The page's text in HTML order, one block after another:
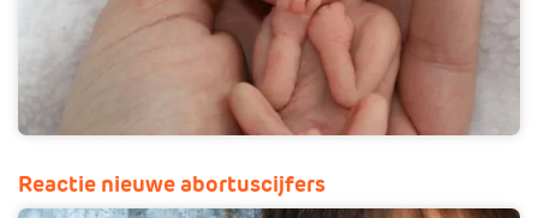
Reactie nieuwe abortuscijfers